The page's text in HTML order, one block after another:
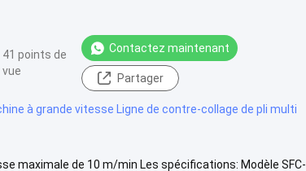
41 points de
vue
Contactez maintenant
Partager
à grande vitesse Ligne de contre-collage de pli multi
maximale de 10 m/min Les spécifications: Modèle SFC-